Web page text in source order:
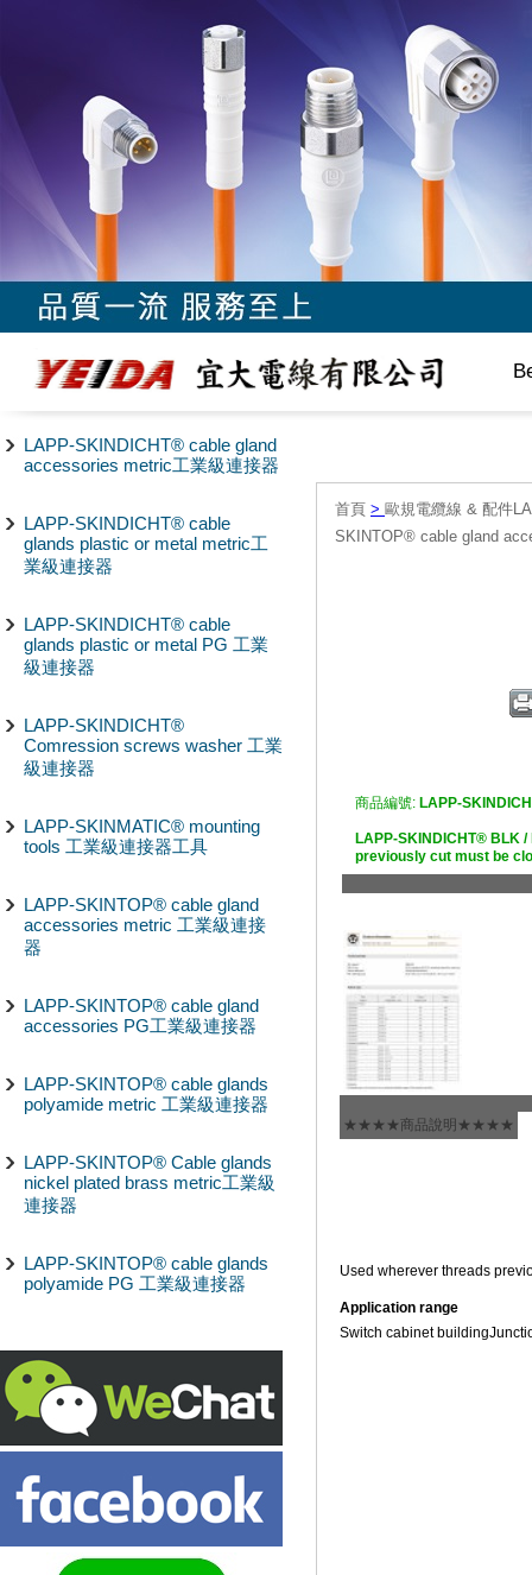
LAPP-SKINDICHT® cable gland
accessories metric工業級連接器
LAPP-SKINDICHT® cable
glands plastic or metal metric工
業級連接器
LAPP-SKINDICHT® cable
glands plastic or metal PG 工業
級連接器
LAPP-SKINDICHT®
Comression screws washer 工業
級連接器
LAPP-SKINMATIC® mounting
tools 工業級連接器工具
LAPP-SKINTOP® cable gland
accessories metric 工業級連接
器
LAPP-SKINTOP® cable gland
accessories PG工業級連接器
LAPP-SKINTOP® cable glands
polyamide metric 工業級連接器
LAPP-SKINTOP® Cable glands
nickel plated brass metric工業級
連接器
LAPP-SKINTOP® cable glands
polyamide PG 工業級連接器
首頁 > 歐規電纜線 & 配件
SKINTOP® cable gland
商品編號: LAPP-
LAPP-SKINDICHT® BLK
previously cut must be
★★★★商品說明★★★★
Used wherever threads
Application range
Switch cabinet building